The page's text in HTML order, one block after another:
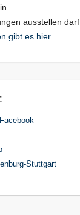
ausstellen darf.
gibt es hier.
Stuttgart